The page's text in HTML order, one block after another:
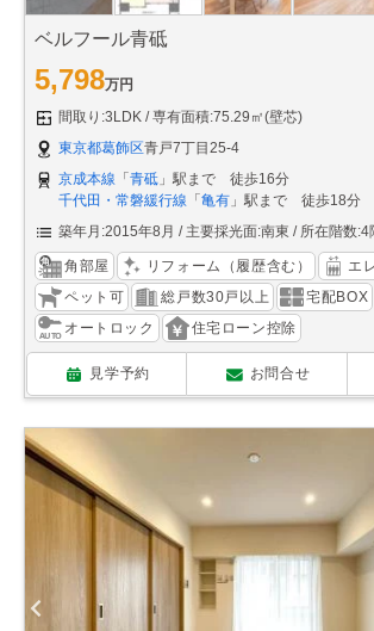
ベルフール青砥
5,798万円
間取り:3LDK
専有面積:75.29㎡(壁芯)
東京都葛飾区青戸7丁目25-4
京成本線 「 青砥 」駅まで 徒歩16分
千代田・常磐緩行線 「 亀有 」駅まで 徒歩18分
築年月:2015年8月
主要採光面:南東 所在階数
角部屋 リフォーム（履歴含む）
エ
ペット可
総戸数30戸以上
宅配BOX
オートロック
住宅ローン控除
見学予約 お問合せ